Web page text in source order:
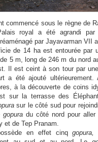
commencé sous le règne de
royal a été agrandi par
par Jayavarman VII
de 14 ha est entourée par
5 m, long de 246 m du nord
Il est ceint à son tour par
a été ajouté ultérieurement.
à la découverte de coins
sur la terrasse des
sur le côté sud pour
gopura du côté nord pour
et de Tep Pranam.
en effet cinqgopura,